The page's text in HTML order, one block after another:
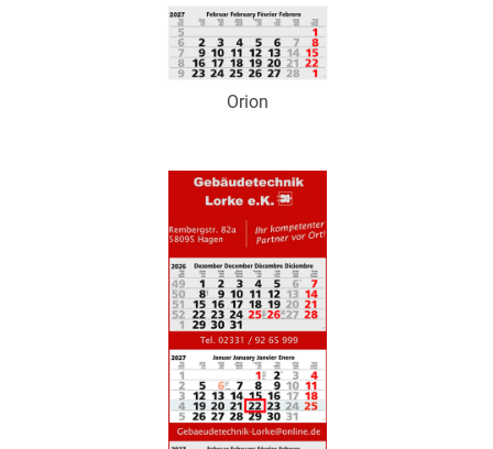
Orion
Art.-Nr.: K53014
Verfügbar
Zum Merkzettel hinzufügen